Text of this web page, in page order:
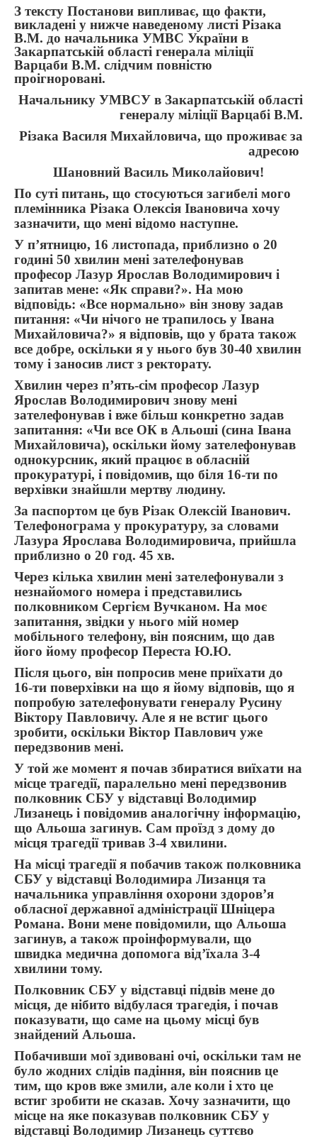
З тексту Постанови випливає, що факти,
викладені у нижче наведеному листі Різака
В.М. до начальника УМВС України в
Закарпатській області генерала міліції
Варцаби В.М. слідчим повністю
проігноровані.
Начальнику УМВСУ в Закарпатській області
генералу міліції Варцабі В.М.
Різака Василя Михайловича, що проживає за
адресою
Шановний Василь Миколайович!
По суті питань, що стосуються загибелі мого
племінника Різака Олексія Івановича хочу
зазначити, що мені відомо наступне.
У п’ятницю, 16 листопада, приблизно о 20
годині 50 хвилин мені зателефонував
професор Лазур Ярослав Володимирович і
запитав мене: «Як справи?». На мою
відповідь: «Все нормально» він знову задав
питання: «Чи нічого не трапилось у Івана
Михайловича?» я відповів, що у брата також
все добре, оскільки я у нього був 30-40 хвилин
тому і заносив лист з ректорату.
Хвилин через п’ять-сім професор Лазур
Ярослав Володимирович знову мені
зателефонував і вже більш конкретно задав
запитання: «Чи все ОК в Альоші (сина Івана
Михайловича), оскільки йому зателефонував
однокурсник, який працює в обласній
прокуратурі, і повідомив, що біля 16-ти по
верхівки знайшли мертву людину.
За паспортом це був Різак Олексій Іванович.
Телефонограма у прокуратуру, за словами
Лазура Ярослава Володимировича, прийшла
приблизно о 20 год. 45 хв.
Через кілька хвилин мені зателефонували з
незнайомого номера і представились
полковником Сергієм Вучканом. На моє
запитання, звідки у нього мій номер
мобільного телефону, він поясним, що дав
його йому професор Переста Ю.Ю.
Після цього, він попросив мене приїхати до
16-ти поверхівки на що я йому відповів, що я
попробую зателефонувати генералу Русину
Віктору Павловичу. Але я не встиг цього
зробити, оскільки Віктор Павлович уже
передзвонив мені.
У той же момент я почав збиратися виїхати на
місце трагедії, паралельно мені передзвонив
полковник СБУ у відставці Володимир
Лизанець і повідомив аналогічну інформацію,
що Альоша загинув. Сам проїзд з дому до
місця трагедії тривав 3-4 хвилини.
На місці трагедії я побачив також полковника
СБУ у відставці Володимира Лизанця та
начальника управління охорони здоров’я
обласної державної адміністрації Шніцера
Романа. Вони мене повідомили, що Альоша
загинув, а також проінформували, що
швидка медична допомога від’їхала 3-4
хвилини тому.
Полковник СБУ у відставці підвів мене до
місця, де нібито відбулася трагедія, і почав
показувати, що саме на цьому місці був
знайдений Альоша.
Побачивши мої здивовані очі, оскільки там не
було жодних слідів падіння, він пояснив це
тим, що кров вже змили, але коли і хто це
встиг зробити не сказав. Хочу зазначити, що
місце на яке показував полковник СБУ у
відставці Володимир Лизанець суттєво